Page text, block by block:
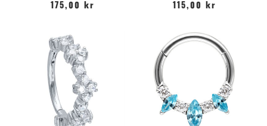
175,00 kr 115,00 kr